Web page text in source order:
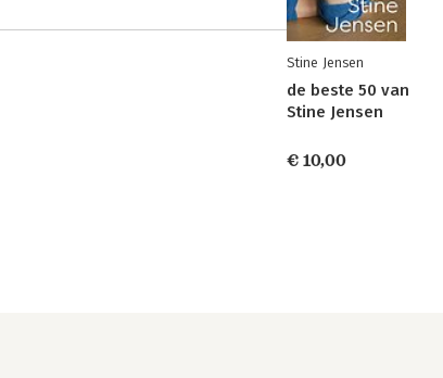
Stine Jensen
de beste 50 van
Stine Jensen
€ 10,00